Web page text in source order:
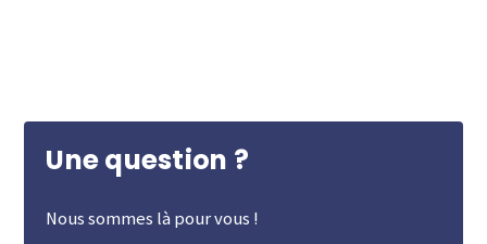
Une question ?
Nous sommes là pour vous !